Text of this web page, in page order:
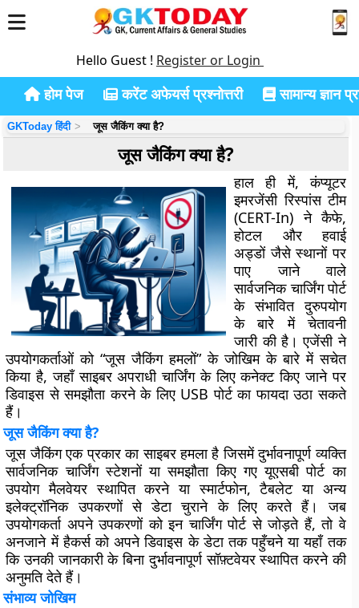
Hello Guest ! Register or Login
होम पेज करेंट अफेयर्स प्रश्नोत्तरी सामान्य ज्ञान
GKToday हिंदी जूस जैकिंग क्या है?
जूस जैकिंग क्या है?
हाल ही में, कंप्यूटर
इमरजेंसी रिस्पांस टीम
(CERT-In) ने कैफे,
होटल और हवाई
अड्डों जैसे स्थानों पर
पाए जाने वाले
सार्वजनिक चार्जिंग पोर्ट
के संभावित दुरुपयोग
के बारे में चेतावनी
जारी की है। एजेंसी ने
उपयोगकर्ताओं को “जूस जैकिंग हमलों” के जोखिम के बारे में सचेत
किया है, जहाँ साइबर अपराधी चार्जिंग के लिए कनेक्ट किए जाने पर
डिवाइस से समझौता करने के लिए USB पोर्ट का फायदा उठा सकते
हैं।
जूस जैकिंग क्या है?
जूस जैकिंग एक प्रकार का साइबर हमला है जिसमें दुर्भावनापूर्ण व्यक्ति
सार्वजनिक चार्जिंग स्टेशनों या समझौता किए गए यूएसबी पोर्ट का
उपयोग मैलवेयर स्थापित करने या स्मार्टफोन, टैबलेट या अन्य
इलेक्ट्रॉनिक उपकरणों से डेटा चुराने के लिए करते हैं। जब
उपयोगकर्ता अपने उपकरणों को इन चार्जिंग पोर्ट से जोड़ते हैं, तो वे
अनजाने में हैकर्स को अपने डिवाइस के डेटा तक पहुँचने या यहाँ तक
कि उनकी जानकारी के बिना दुर्भावनापूर्ण सॉफ़्टवेयर स्थापित करने की
अनुमति देते हैं।
संभाव्य जोखिम